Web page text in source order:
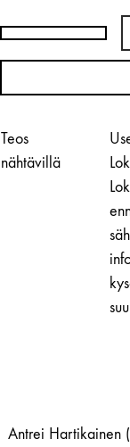
Antrei
Hartikainen
sculpture
(opal
Teos
nähtävillä
Antrei Hartikainen